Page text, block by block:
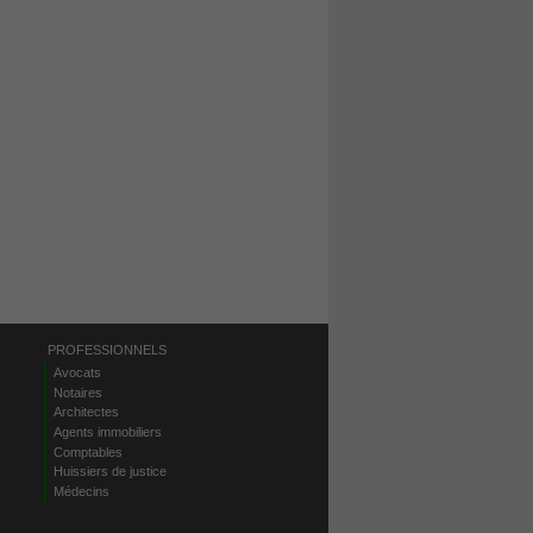
PROFESSIONNELS
Avocats
Notaires
Architectes
Agents immobiliers
Comptables
Huissiers de justice
Médecins